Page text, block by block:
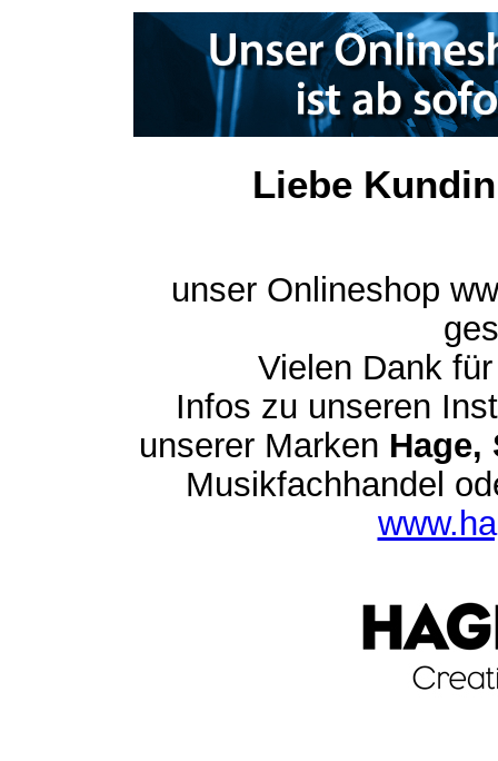
Liebe
unser Onlineshop
Vielen Dank
Infos zu unseren
unserer Marken Hage,
Musikfachhandel